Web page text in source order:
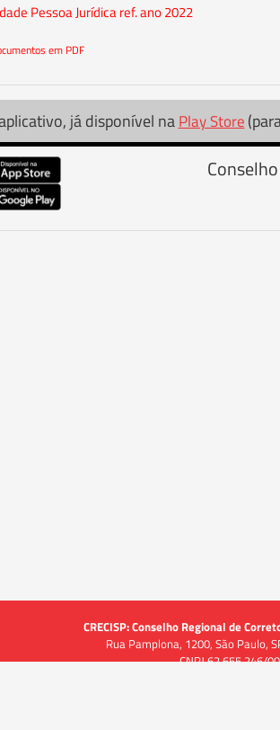
Pessoa Jurídica ref. ano 2022
em PDF
já disponível na Play Store
CRECISP: Conselho Regional de
Rua Pamplona, 1200, São Paulo,
CNPJ 62.655.246/